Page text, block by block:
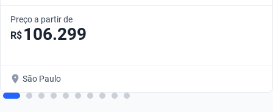
Preço a partir de
R$ 106.299
São Paulo